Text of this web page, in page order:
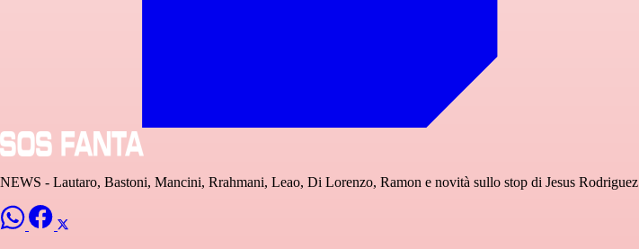
NEWS - Lautaro, Bastoni, Mancini, Rrahmani, Leao, Di Lorenzo, Ramon e novità sullo stop di Jesus Rodriguez